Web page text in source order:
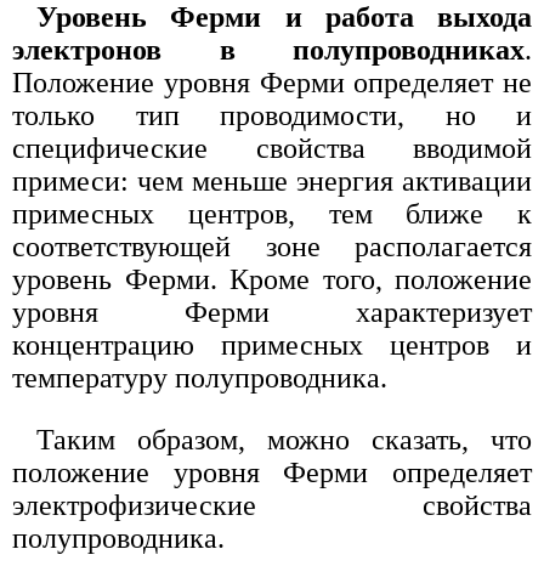
Уровень Ферми и работа выхода
электронов в полупроводниках.
Положение уровня Ферми определяет не
только тип проводимости, но и
специфические свойства вводимой
примеси: чем меньше энергия активации
примесных центров, тем ближе к
соответствующей зоне располагается
уровень Ферми. Кроме того, положение
уровня Ферми характеризует
концентрацию примесных центров и
температуру полупроводника.
Таким образом, можно сказать, что
положение уровня Ферми определяет
электрофизические свойства
полупроводника.